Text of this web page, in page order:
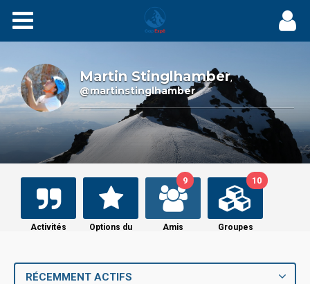
Récits
Videos
Carnets
Films
Agenda
Adhérez
Martin Stinglhamber,
@martinstinglhamber
Activités
Options du
Amis
9
Groupes
10
RÉCEMMENT ACTIFS